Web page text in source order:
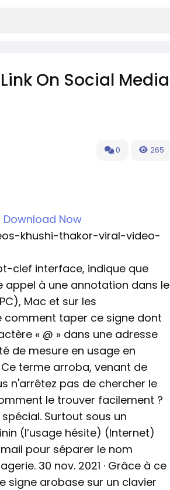
On Social Media
0 265
Download Now
khushi-thakor-viral-video-
clef interface, indique que
appel à une annotation dans le
Mac et sur les
taper ce signe dont
« @ » dans une adresse
de mesure en usage en
terme arroba, venant de
n'arrêtez pas de chercher le
le trouver facilement ?
Surtout sous un
(l’usage hésite) (Internet)
pour séparer le nom
30 nov. 2021 · Grâce à ce
signe arobase sur un clavier